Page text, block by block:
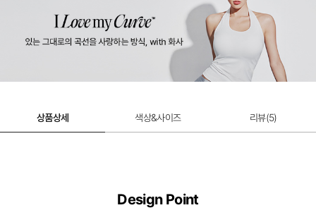
상품상세 색상&사이즈 리뷰(5)
Design Point